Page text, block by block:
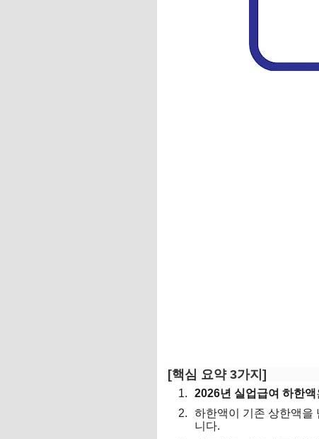
[핵심 요약 3가지]
2026년 실업급여 하한액
하한액이 기존 상한액을
니다.